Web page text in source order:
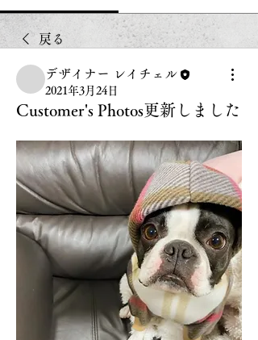
戻る
デザイナー レイチェル
2021年3月24日
Customer's Photos更新しました